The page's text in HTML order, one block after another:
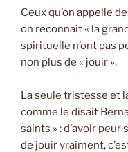
Ceux qu’on appelle
on reconnaît « la
spirituelle n’ont pas
non plus de « jouir ».
La seule tristesse et
comme le disait
saints » : d’avoir
de jouir vraiment,